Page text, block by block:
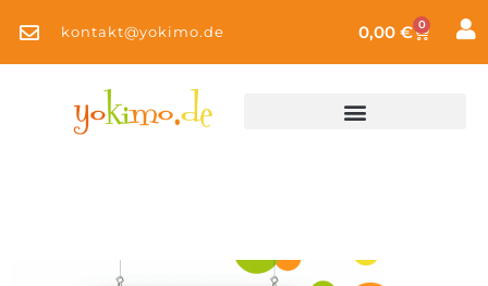
kontakt@yokimo.de 0,00 € 0